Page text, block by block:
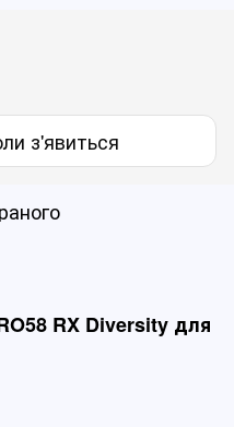
з'явиться
RX Diversity для